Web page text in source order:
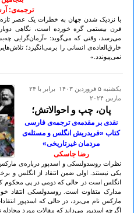
ترجمه‌ی:
با نزدیک شدن جهان به خطرات یک عصر
قرن بیستمی گره خورده است، نگاهی
می‌رسد، وقتی که می‌گوید: «آرمان‌گرایی
خارق‌العاده‌ی انسانی را برمی‌انگیزد؛
نمی‌پیوندد.»
يكشنبه ۵ فروردين ۱۴۰۳ برابر با ۲۴
مارس ۲۰۲۴
پان، چپ و احوالاتش؛
نقدی بر مقدمه‌ی ترجمه‌ی فارسی
کتاب «فریدریش انگلس و مسئله‌ی
مردمان غیرتاریخی»
رضا جاسکی
یکی نیستند. اولی ضمن انتقاد از انگلس و
انگلس است در حالی که دومی در پی محکوم
مدارک متفاوت است. روسدولسکی انتقاد
مارکس نام می‌برد، در حالی که اسدپور
اگرچه اسدپور می‌داند که مقالات‌ مورد